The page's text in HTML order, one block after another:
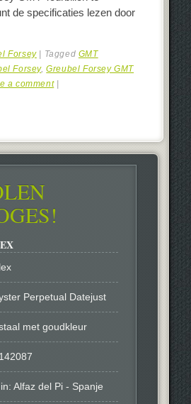
de specificaties lezen door
Forsey | Tagged GMT
Forsey,Greubel Forsey GMT
a comment |
Perpetual Datejust
met goudkleur
Alfaz del Pi - Spanje